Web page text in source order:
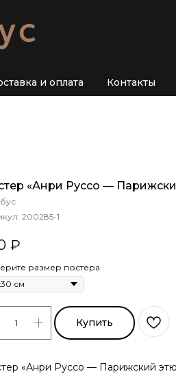
и оплата Контакты
«Анри Руссо —
200285-1
₽
размер постера
Купить
«Анри Руссо — Парижский